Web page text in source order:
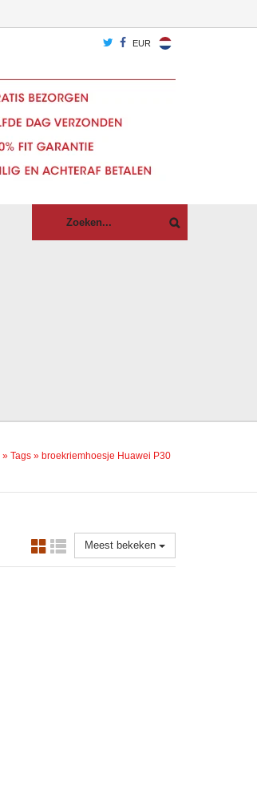
EUR
» Tags » broekriemhoesje Huawei P30
Meest bekeken